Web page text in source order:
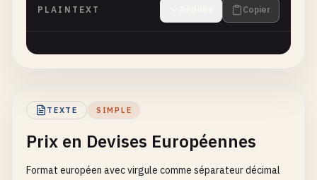
PLAINTEXT Copier
TEXTE SIMPLE
Prix en Devises Européennes
Format européen avec virgule comme séparateur décimal